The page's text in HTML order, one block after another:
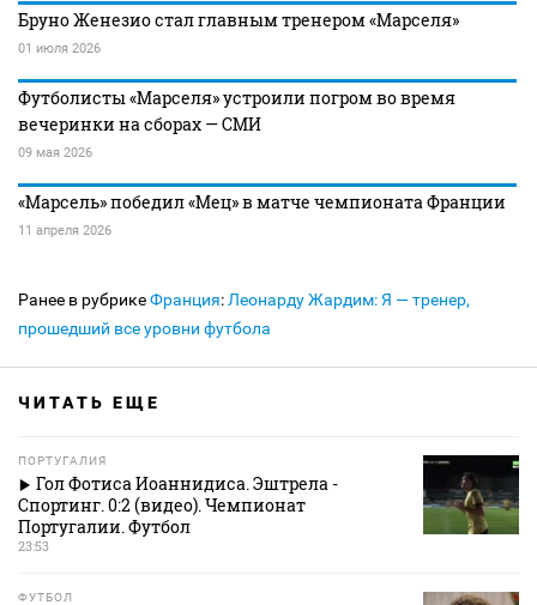
Бруно Женезио стал главным тренером «Марселя»
01 июля 2026
Футболисты «Марселя» устроили погром во время
вечеринки на сборах — СМИ
09 мая 2026
«Марсель» победил «Мец» в матче чемпионата Франции
11 апреля 2026
Ранее в рубрикеФранция: Леонарду Жардим: Я — тренер,
прошедший все уровни футбола
ЧИТАТЬ ЕЩЕ
ПОРТУГАЛИЯ
Гол Фотиса Иоаннидиса. Эштрела -
Спортинг. 0:2 (видео). Чемпионат
Португалии. Футбол
23:53
ФУТБОЛ